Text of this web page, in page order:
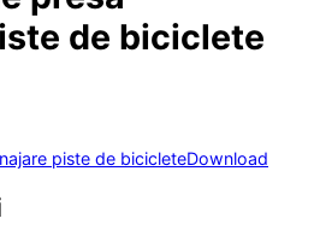
de biciclete
piste de bicicleteDownload